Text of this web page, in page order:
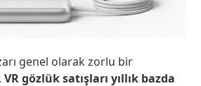
genel olarak zorlu bir
VR gözlük satışları yıllık bazda